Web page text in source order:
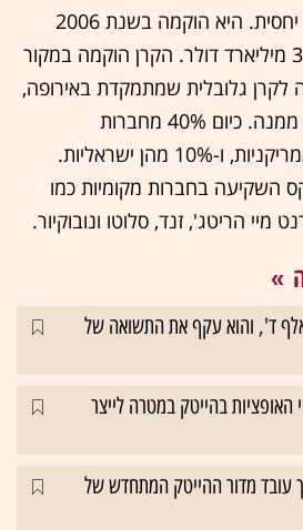
אינדקס היא קרן צעירה יחסית. היא הוקמה בשנת 2006
ומנהלת נכסים בשווי 3.7 מיליארד דולר. הקרן הוקמה במקור
לקרן גלובלית שמתמקדת באירופה,
כשישראל נחשבת חלק ממנה. כיום 40% מחברות
הפורטפוליו הן חברות אמריקניות, ו-10% מהן ישראליות.
השקיעה בחברות מקומיות כמו
מיי הריטג', זנד, סלוטו ונובוקיור.
לקלוד להשקיע 50 אלף ד', והוא עקף את התשואה של
האופציות בהייטק במטרה לייצר
עובד מדור ההייטק המתחדש של